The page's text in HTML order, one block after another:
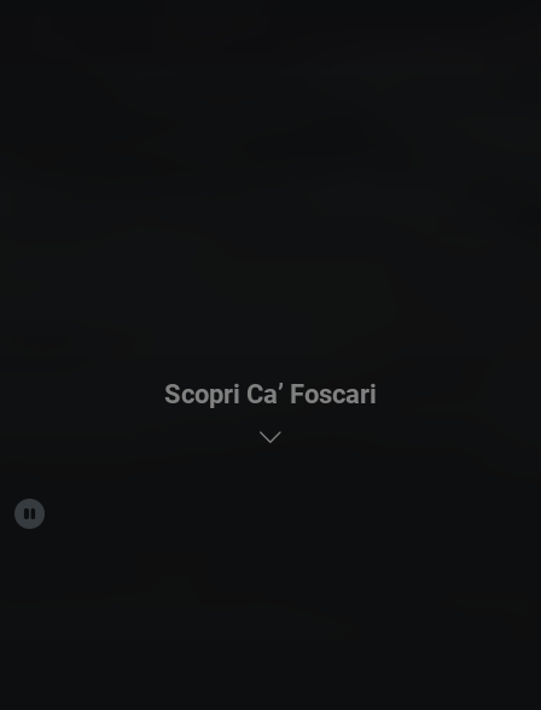
Scopri Ca’ Foscari